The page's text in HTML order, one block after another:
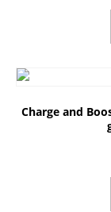
Charge and